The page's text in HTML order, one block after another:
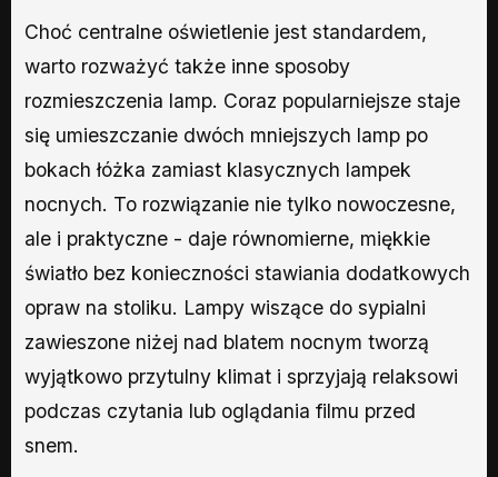
Choć centralne oświetlenie jest standardem,
warto rozważyć także inne sposoby
rozmieszczenia lamp. Coraz popularniejsze staje
się umieszczanie dwóch mniejszych lamp po
bokach łóżka zamiast klasycznych lampek
nocnych. To rozwiązanie nie tylko nowoczesne,
ale i praktyczne - daje równomierne, miękkie
światło bez konieczności stawiania dodatkowych
opraw na stoliku. Lampy wiszące do sypialni
zawieszone niżej nad blatem nocnym tworzą
wyjątkowo przytulny klimat i sprzyjają relaksowi
podczas czytania lub oglądania filmu przed
snem.